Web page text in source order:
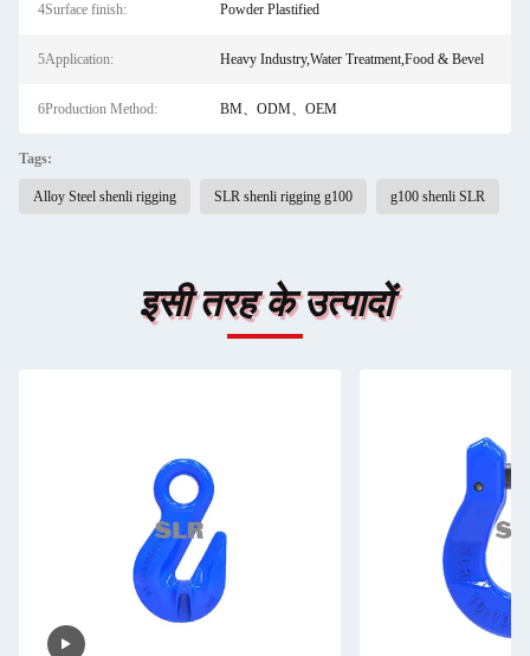
4Surface finish: Powder Plastified
5Application: Heavy Industry,Water Treatment,Food & Bevel
6Production Method: BM、ODM、OEM
Tags:
Alloy Steel shenli rigging SLR shenli rigging g100 g100 shenli SLR
इसी तरह के उत्पादों